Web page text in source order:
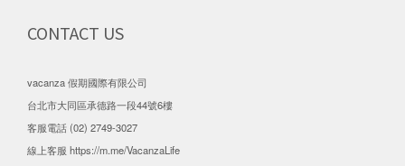
CONTACT US
vacanza 假期國際有限公司
台北市大同區承德路一段44號6樓
客服電話 (02) 2749-3027
線上客服 https://m.me/VacanzaLife